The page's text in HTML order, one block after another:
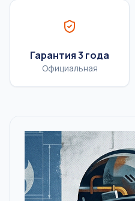
Гарантия 3 года
Официальная